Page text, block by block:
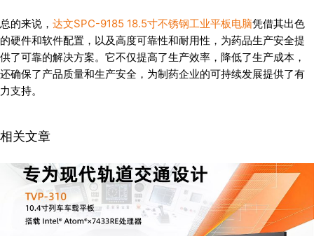
总的来说， 达文SPC-9185 18.5寸不锈钢工业平板电脑凭借其出色
的硬件和软件配置，以及高度可靠性和耐用性，为药品生产安全提
供了可靠的解决方案。它不仅提高了生产效率，降低了生产成本，
还确保了产品质量和生产安全，为制药企业的可持续发展提供了有
力支持。
相关文章